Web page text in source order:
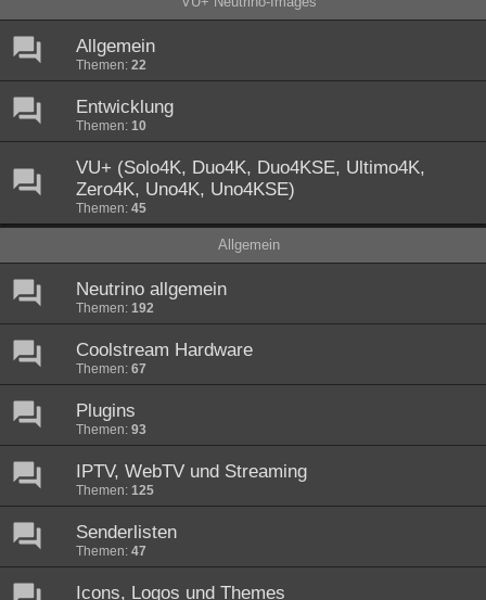
Allgemein
Themen: 22
Entwicklung
Themen: 10
VU+ (Solo4K, Duo4K, Duo4KSE, Ultimo4K,
Zero4K, Uno4K, Uno4KSE)
Themen: 45
Allgemein
Neutrino allgemein
Themen: 192
Coolstream Hardware
Themen: 67
Plugins
Themen: 93
IPTV, WebTV und Streaming
Themen: 125
Senderlisten
Themen: 47
Icons, Logos und Themes